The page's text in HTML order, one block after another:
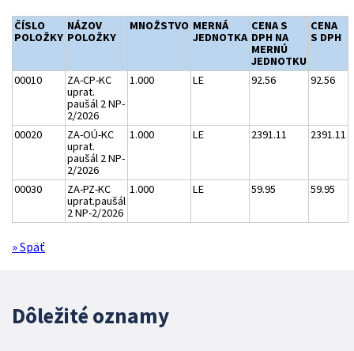
ČÍSLO
POLOŽKY
NÁZOV
POLOŽKY
MNOŽSTVO MERNÁ
JEDNOTKA
CENA S
DPH NA
MERNÚ
JEDNOTKU
CENA
S DPH
00010
ZA-CP-KC
uprat.
paušál 2 NP-
2/2026
1.000 LE 92.56 92.56
00020
ZA-OÚ-KC
uprat.
paušál 2 NP-
2/2026
1.000 LE 2391.11 2391.11
00030
ZA-PZ-KC
uprat.paušál
2 NP-2/2026
1.000 LE 59.95 59.95
» Späť
Dôležité oznamy